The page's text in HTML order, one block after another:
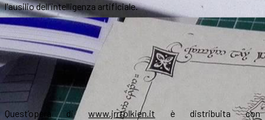
l'ausilio dell'intelligenza artificiale.
Quest’opera diwww.jrrtolkien.it è distribuita con